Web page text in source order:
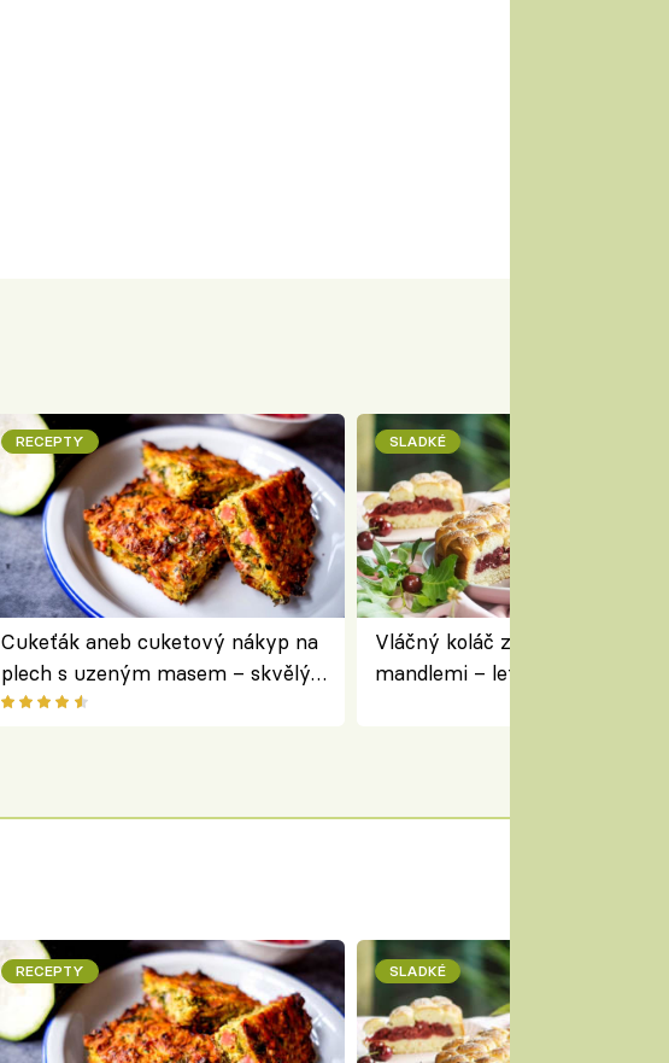
RECEPTY
Cukeťák aneb cuketový nákyp na
plech s uzeným masem – skvělý
způsob, jak zpracovat přerostlé
SLADKÉ
Vláčný koláč z jogurtu s
mandlemi – letní moučník ke
RECEPTY SLADKÉ